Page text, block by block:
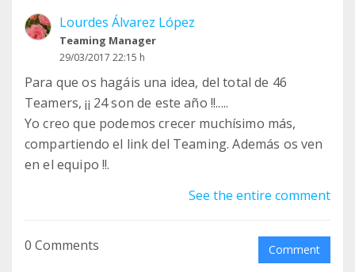
AMPASTTA
Presidente
Lourdes Álvarez López
Teaming Manager
29/03/2017 22:15 h
Para que os hagáis una idea, del total de 46
Teamers, ¡¡ 24 son de este año !!.....
Yo creo que podemos crecer muchísimo más,
compartiendo el link del Teaming. Además os ven
en el equipo !!.
See the entire comment
0 Comments Comment